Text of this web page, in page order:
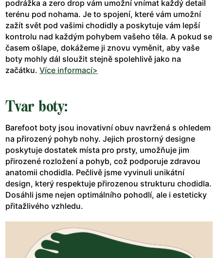
podrážka a zero drop vám umožní vnímat každý detail
terénu pod nohama. Je to spojení, které vám umožní
zažít svět pod vašimi chodidly a poskytuje vám lepší
kontrolu nad každým pohybem vašeho těla. A pokud se
časem ošlape, dokážeme ji znovu vyměnit, aby vaše
boty mohly dál sloužit stejně spolehlivě jako na
začátku. Více informací>
Tvar boty:
Barefoot boty jsou inovativní obuv navržená s ohledem
na přirozený pohyb nohy. Jejich prostorný designe
poskytuje dostatek místa pro prsty, umožňuje jim
přirozené rozložení a pohyb, což podporuje zdravou
anatomii chodidla. Pečlivě jsme vyvinuli unikátní
design, který respektuje přirozenou strukturu chodidla.
Dosáhli jsme nejen optimálního pohodlí, ale i esteticky
přitažlivého vzhledu.